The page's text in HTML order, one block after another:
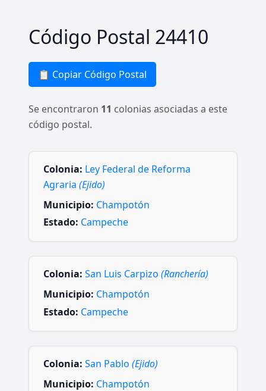
Código Postal 24410
📋 Copiar Código Postal
Se encontraron 11 colonias asociadas a este
código postal.
Colonia: Ley Federal de Reforma
Agraria (Ejido)
Municipio: Champotón
Estado: Campeche
Colonia: San Luis Carpizo (Ranchería)
Municipio: Champotón
Estado: Campeche
Colonia: San Pablo (Ejido)
Municipio: Champotón